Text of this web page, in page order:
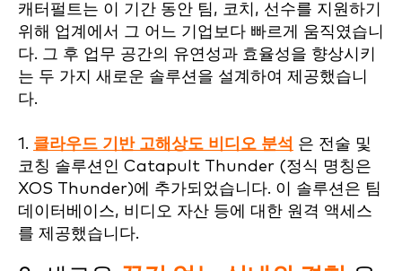
캐터펄트는 이 기간 동안 팀, 코치, 선수를 지원하기
위해 업계에서 그 어느 기업보다 빠르게 움직였습니
다. 그 후 업무 공간의 유연성과 효율성을 향상시키
는 두 가지 새로운 솔루션을 설계하여 제공했습니
다.
1. 클라우드 기반 고해상도 비디오 분석 은 전술 및
코칭 솔루션인 Catapult Thunder (정식 명칭은
XOS Thunder)에 추가되었습니다. 이 솔루션은 팀
데이터베이스, 비디오 자산 등에 대한 원격 액세스
를 제공했습니다.